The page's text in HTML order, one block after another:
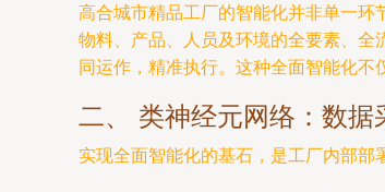
高合城市精品工厂的智能化并非单一环
物料、产品、人员及环境的全要素、
同运作，精准执行。这种全面智能化不
二、 类神经元网络：数据
实现全面智能化的基石，是工厂内部部